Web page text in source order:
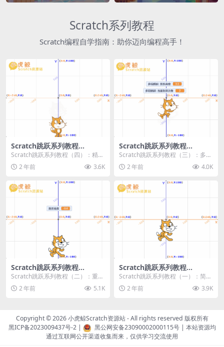
Scratch系列教程
Scratch编程自学指南：助你迈向编程高手！
Scratch跳跃系列教程
（四）：精准着陆
Scratch跳跃系列教程（四）：精准
着陆 作者：小虎鲸Scratch资源站
... 2 年前 3.6K
Scratch跳跃系列教程
（三）：多段跳跃
Scratch跳跃系列教程（三）：多段
跳跃 作者：小虎鲸Scratch资源站
连...2 年前 4.0K
Scratch跳跃系列教程
（二）：重力跳跃
Scratch跳跃系列教程（二）：重力
跳跃 作者：小虎鲸Scratch资源站
按...2 年前 5.1K
Scratch跳跃系列教程
（一）：简单跳跃
Scratch跳跃系列教程（一）：简单
跳跃 作者：小虎鲸Scratch资源站
按...2 年前 3.9K
Copyright © 2026小虎鲸Scratch资源站- All rights reserved 版权所有
黑ICP备2023009437号-2| 黑公网安备23090002000115号| 本站资源均
通过互联网公开渠道收集而来，仅供学习交流使用